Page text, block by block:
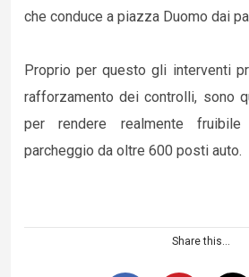
che conduce a piazza Duomo dai
Proprio per questo gli interventi
rafforzamento dei controlli, sono
per rendere realmente
parcheggio da oltre 600 posti auto.
Share this...